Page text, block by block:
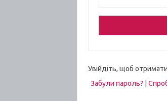
Увійдіть, щоб
Забули пароль?